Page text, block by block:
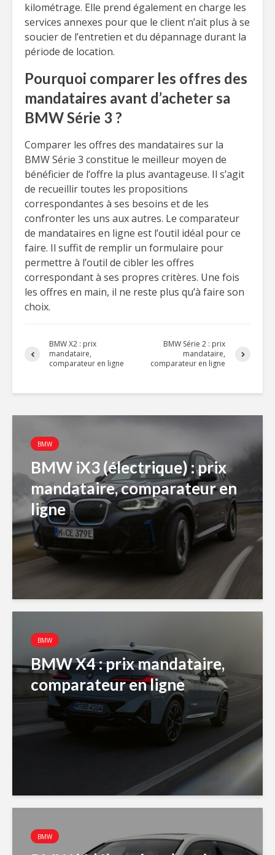
kilométrage. Elle prend également en charge les
services annexes pour que le client n’ait plus à se
soucier de l’entretien et du dépannage durant la
période de location.
Pourquoi comparer les offres des
mandataires avant d’acheter sa
BMW Série 3 ?
Comparer les offres des mandataires sur la
BMW Série 3 constitue le meilleur moyen de
bénéficier de l’offre la plus avantageuse. Il s’agit
de recueillir toutes les propositions
correspondantes à ses besoins et de les
confronter les uns aux autres. Le comparateur
de mandataires en ligne est l’outil idéal pour ce
faire. Il suffit de remplir un formulaire pour
permettre à l’outil de cibler les offres
correspondant à ses propres critères. Une fois
les offres en main, il ne reste plus qu’à faire son
choix.
BMW X2 : prix
mandataire,
comparateur en ligne
BMW Série 2 : prix
mandataire,
comparateur en ligne
BMW
BMW iX3 (électrique) : prix
mandataire, comparateur en
ligne
BMW
BMW X4 : prix mandataire,
comparateur en ligne
BMW